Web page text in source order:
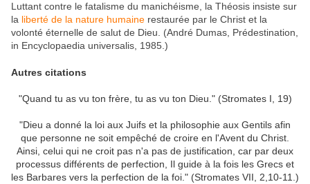
Luttant contre le fatalisme du manichéisme, la Théosis insiste sur
la liberté de la nature humaine restaurée par le Christ et la
volonté éternelle de salut de Dieu. (André Dumas, Prédestination,
in Encyclopaedia universalis, 1985.)
Autres citations
"Quand tu as vu ton frère, tu as vu ton Dieu." (Stromates I, 19)
"Dieu a donné la loi aux Juifs et la philosophie aux Gentils afin
que personne ne soit empêché de croire en l'Avent du Christ.
Ainsi, celui qui ne croit pas n'a pas de justification, car par deux
processus différents de perfection, Il guide à la fois les Grecs et
les Barbares vers la perfection de la foi." (Stromates VII, 2,10-11.)